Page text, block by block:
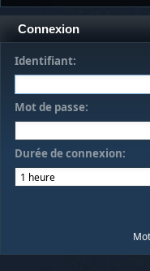
Connexion
Identifiant:
Mot de passe:
Durée de connexion: